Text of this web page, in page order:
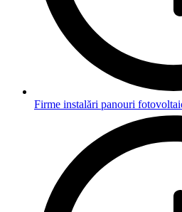
Firme instalări panouri